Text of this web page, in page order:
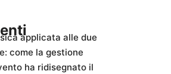
applicata alle due
come la gestione
ha ridisegnato il